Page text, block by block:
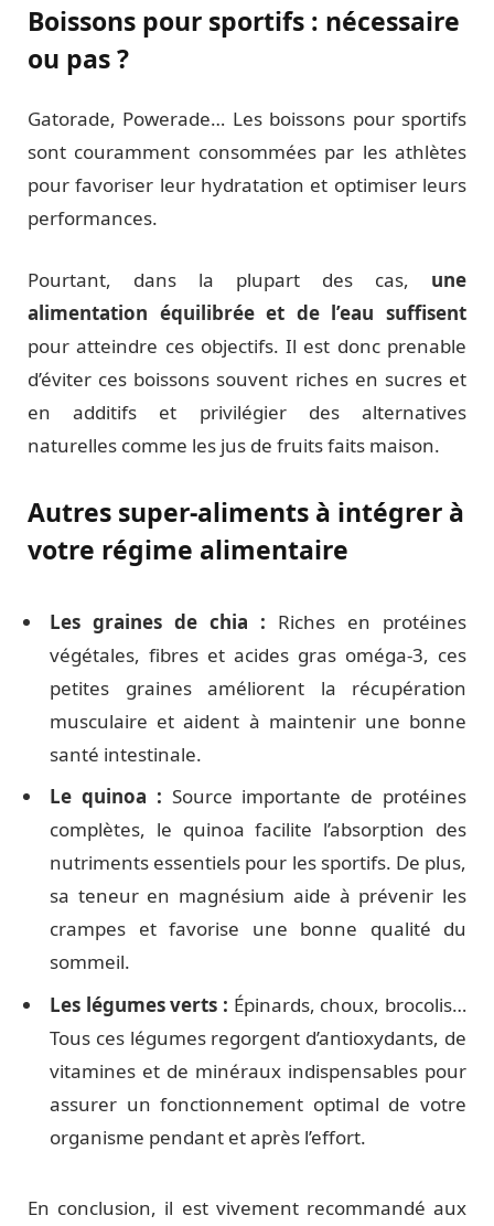
Boissons pour sportifs : nécessaire
ou pas ?
Gatorade, Powerade… Les boissons pour sportifs
sont couramment consommées par les athlètes
pour favoriser leur hydratation et optimiser leurs
performances.
Pourtant, dans la plupart des cas, une
alimentation équilibrée et de l’eau suffisent
pour atteindre ces objectifs. Il est donc prenable
d’éviter ces boissons souvent riches en sucres et
en additifs et privilégier des alternatives
naturelles comme les jus de fruits faits maison.
Autres super-aliments à intégrer à
votre régime alimentaire
Les graines de chia : Riches en protéines
végétales, fibres et acides gras oméga-3, ces
petites graines améliorent la récupération
musculaire et aident à maintenir une bonne
santé intestinale.
Le quinoa : Source importante de protéines
complètes, le quinoa facilite l’absorption des
nutriments essentiels pour les sportifs. De plus,
sa teneur en magnésium aide à prévenir les
crampes et favorise une bonne qualité du
sommeil.
Les légumes verts : Épinards, choux, brocolis…
Tous ces légumes regorgent d’antioxydants, de
vitamines et de minéraux indispensables pour
assurer un fonctionnement optimal de votre
organisme pendant et après l’effort.
En conclusion, il est vivement recommandé aux